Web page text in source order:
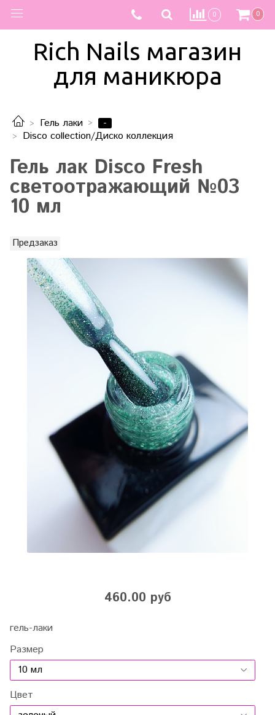
0 0
Rich Nails магазин
для маникюра
Гель лаки
-
Disco collection/Диско коллекция
Гель лак Disco Fresh
светоотражающий №03
10 мл
Предзаказ
460.00 руб
гель-лаки
Размер
Цвет